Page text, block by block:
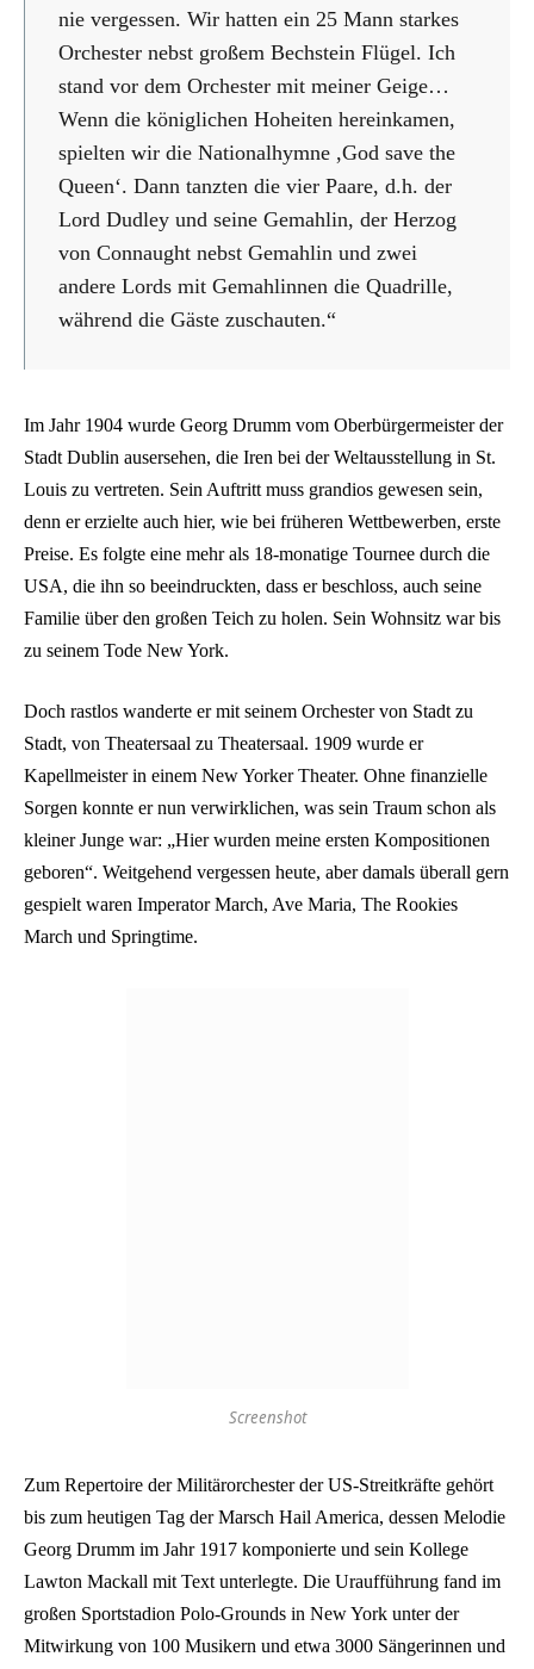
nie vergessen. Wir hatten ein 25 Mann starkes
Orchester nebst großem Bechstein Flügel. Ich
stand vor dem Orchester mit meiner Geige…
Wenn die königlichen Hoheiten hereinkamen,
spielten wir die Nationalhymne ,God save the
Queen‘. Dann tanzten die vier Paare, d.h. der
Lord Dudley und seine Gemahlin, der Herzog
von Connaught nebst Gemahlin und zwei
andere Lords mit Gemahlinnen die Quadrille,
während die Gäste zuschauten.“
Im Jahr 1904 wurde Georg Drumm vom Oberbürgermeister der
Stadt Dublin ausersehen, die Iren bei der Weltausstellung in St.
Louis zu vertreten. Sein Auftritt muss grandios gewesen sein,
denn er erzielte auch hier, wie bei früheren Wettbewerben, erste
Preise. Es folgte eine mehr als 18-monatige Tournee durch die
USA, die ihn so beeindruckten, dass er beschloss, auch seine
Familie über den großen Teich zu holen. Sein Wohnsitz war bis
zu seinem Tode New York.
Doch rastlos wanderte er mit seinem Orchester von Stadt zu
Stadt, von Theatersaal zu Theatersaal. 1909 wurde er
Kapellmeister in einem New Yorker Theater. Ohne finanzielle
Sorgen konnte er nun verwirklichen, was sein Traum schon als
kleiner Junge war: „Hier wurden meine ersten Kompositionen
geboren“. Weitgehend vergessen heute, aber damals überall gern
gespielt waren Imperator March, Ave Maria, The Rookies
March und Springtime.
Screenshot
Zum Repertoire der Militärorchester der US-Streitkräfte gehört
bis zum heutigen Tag der Marsch Hail America, dessen Melodie
Georg Drumm im Jahr 1917 komponierte und sein Kollege
Lawton Mackall mit Text unterlegte. Die Uraufführung fand im
großen Sportstadion Polo-Grounds in New York unter der
Mitwirkung von 100 Musikern und etwa 3000 Sängerinnen und